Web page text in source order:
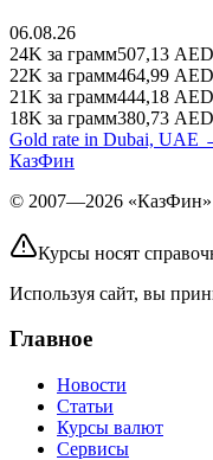
06.08.26
24K за грамм507,13 AED
22K за грамм464,99 AED
21K за грамм444,18 AED
18K за грамм380,73 AED
Gold rate in Dubai, UAE
КазФин
© 2007—2026 «КазФин»
Курсы носят
Используя сайт, вы
Главное
Новости
Статьи
Курсы валют
Сервисы